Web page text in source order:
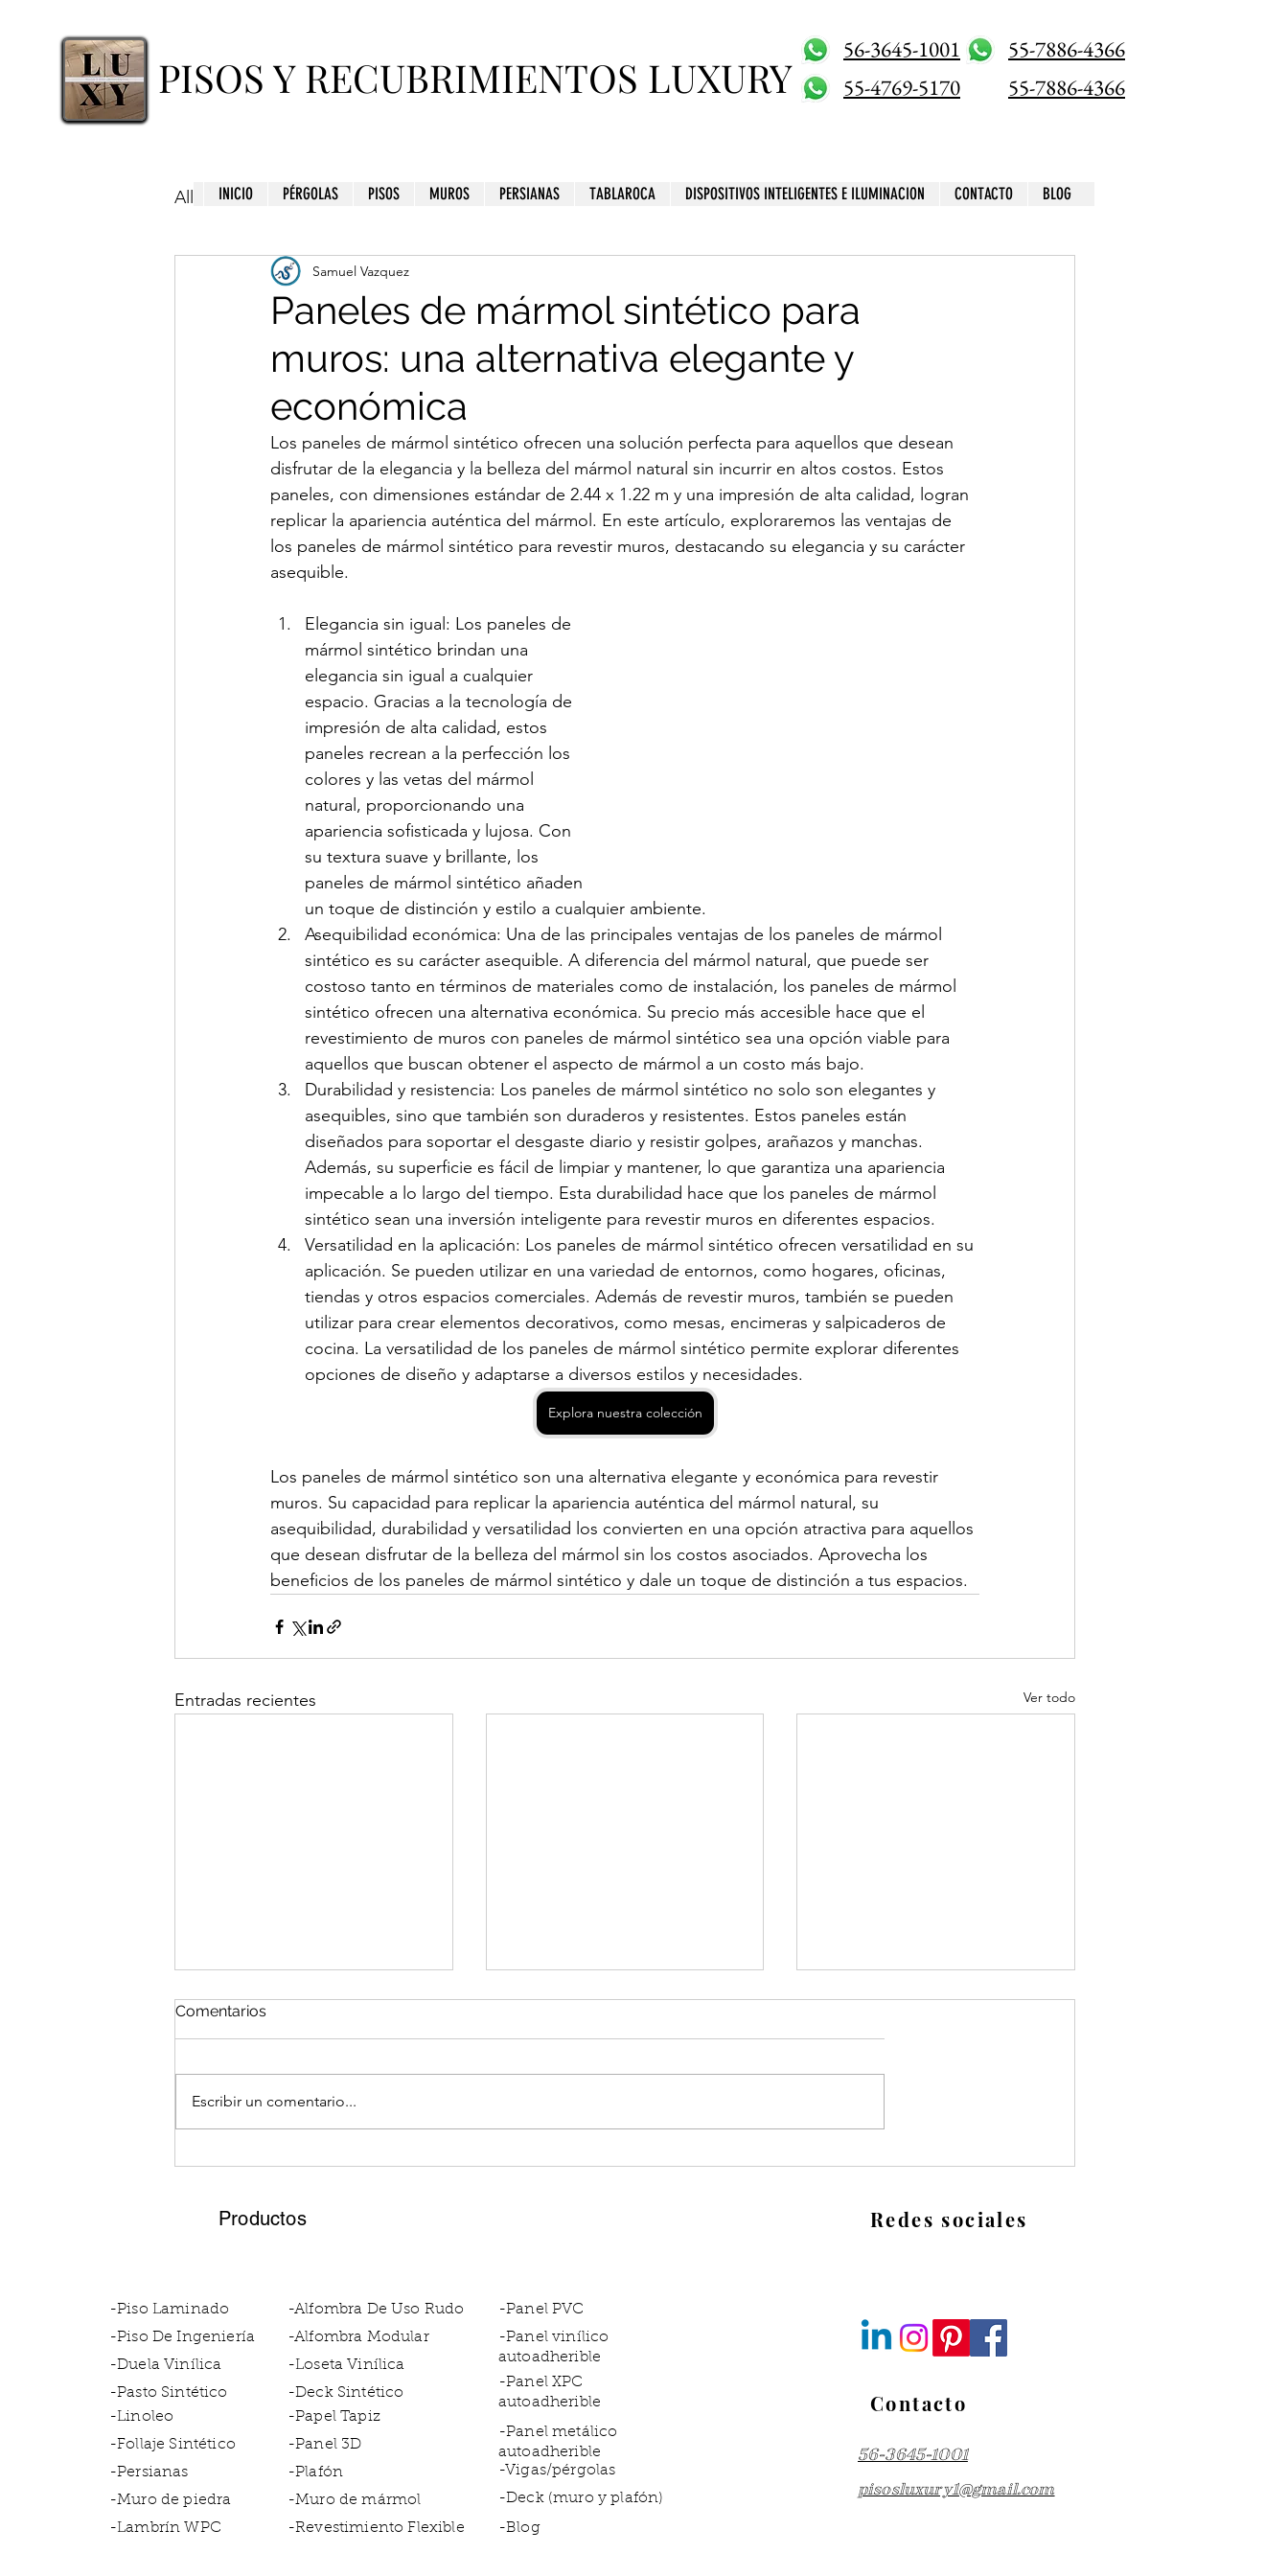
PISOS Y RECUBRIMIENTOS LUXURY
56-3645-1001
55-4769-5170
55-7886-4366
55-7886-4366
All Posts
Paneles de mármol sintético para
muros: una alternativa elegante y
económica
Samuel Vazquez
Los paneles de mármol sintético ofrecen una solución perfecta para aquellos que desean
disfrutar de la elegancia y la belleza del mármol natural sin incurrir en altos costos. Estos
paneles, con dimensiones estándar de 2.44 x 1.22 m y una impresión de alta calidad, logran
replicar la apariencia auténtica del mármol. En este artículo, exploraremos las ventajas de
los paneles de mármol sintético para revestir muros, destacando su elegancia y su carácter
asequible.
Elegancia sin igual: Los paneles de
mármol sintético brindan una
elegancia sin igual a cualquier
espacio. Gracias a la tecnología de
impresión de alta calidad, estos
paneles recrean a la perfección los
colores y las vetas del mármol
natural, proporcionando una
apariencia sofisticada y lujosa. Con
su textura suave y brillante, los
paneles de mármol sintético añaden
un toque de distinción y estilo a cualquier ambiente.
Asequibilidad económica: Una de las principales ventajas de los paneles de mármol
sintético es su carácter asequible. A diferencia del mármol natural, que puede ser
costoso tanto en términos de materiales como de instalación, los paneles de mármol
sintético ofrecen una alternativa económica. Su precio más accesible hace que el
revestimiento de muros con paneles de mármol sintético sea una opción viable para
aquellos que buscan obtener el aspecto de mármol a un costo más bajo.
Durabilidad y resistencia: Los paneles de mármol sintético no solo son elegantes y
asequibles, sino que también son duraderos y resistentes. Estos paneles están
diseñados para soportar el desgaste diario y resistir golpes, arañazos y manchas.
Además, su superficie es fácil de limpiar y mantener, lo que garantiza una apariencia
impecable a lo largo del tiempo. Esta durabilidad hace que los paneles de mármol
sintético sean una inversión inteligente para revestir muros en diferentes espacios.
Versatilidad en la aplicación: Los paneles de mármol sintético ofrecen versatilidad en su
aplicación. Se pueden utilizar en una variedad de entornos, como hogares, oficinas,
tiendas y otros espacios comerciales. Además de revestir muros, también se pueden
utilizar para crear elementos decorativos, como mesas, encimeras y salpicaderos de
cocina. La versatilidad de los paneles de mármol sintético permite explorar diferentes
opciones de diseño y adaptarse a diversos estilos y necesidades.
Explora nuestra colección
Los paneles de mármol sintético son una alternativa elegante y económica para revestir
muros. Su capacidad para replicar la apariencia auténtica del mármol natural, su
asequibilidad, durabilidad y versatilidad los convierten en una opción atractiva para aquellos
que desean disfrutar de la belleza del mármol sin los costos asociados. Aprovecha los
beneficios de los paneles de mármol sintético y dale un toque de distinción a tus espacios.
Entradas recientes Ver todo
eventos especiales
Comentarios
Escribir un comentario...
INICIO PÉRGOLAS PISOS MUROS PERSIANAS TABLAROCA DISPOSITIVOS INTELIGENTES E ILUMINACION CONTACTO BLOG
Productos
-Piso Laminado
-Alfombra De Uso Rudo
-Piso De Ingeniería
-Alfombra Modular
-Duela Vinílica
-Loseta Vinílica
-Pasto Sintético
-Deck Sintético
-Linoleo
-Papel Tapiz
-Follaje Sintético
-Panel 3D
-Persianas
-Plafón
-Muro de piedra
-Muro de mármol
-Lambrín WPC
-Revestimiento Flexible
-Panel PVC
-Panel vinílico
autoadherible
-Panel XPC
autoadherible
-Panel metálico
autoadherible
-Blog
-Vigas/pérgolas
-Deck (muro y plafón)
Redes sociales
Contacto
56-3645-1001
pisosluxury1@gmail.com